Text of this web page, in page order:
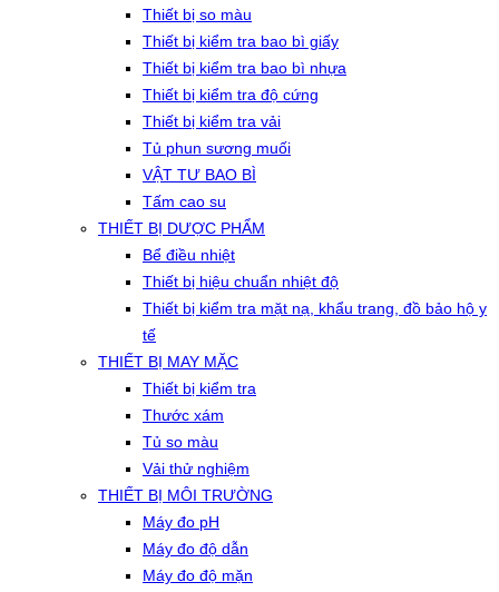
Thiết bị so màu
Thiết bị kiểm tra bao bì giấy
Thiết bị kiểm tra bao bì nhựa
Thiết bị kiểm tra độ cứng
Thiết bị kiểm tra vải
Tủ phun sương muối
VẬT TƯ BAO BÌ
Tấm cao su
THIẾT BỊ DƯỢC PHẨM
Bể điều nhiệt
Thiết bị hiệu chuẩn nhiệt độ
Thiết bị kiểm tra mặt nạ, khẩu trang, đồ bảo hộ y
tế
THIẾT BỊ MAY MẶC
Thiết bị kiểm tra
Thước xám
Tủ so màu
Vải thử nghiệm
THIẾT BỊ MÔI TRƯỜNG
Máy đo pH
Máy đo độ dẫn
Máy đo độ mặn